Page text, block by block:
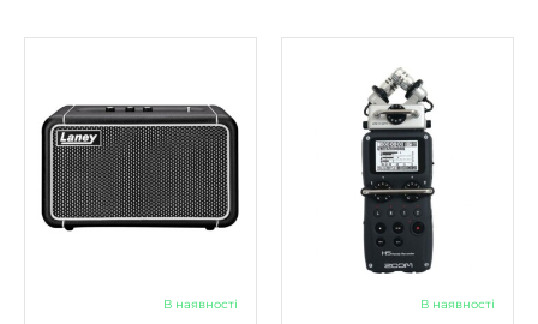
В наявності В наявності